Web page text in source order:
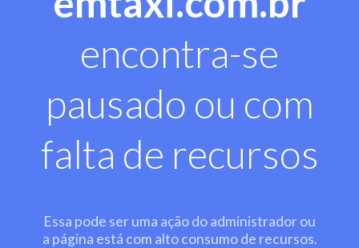
encontra-se
pausado ou com
falta de recursos
Essa pode ser uma ação do administrador ou
a página está com alto consumo de recursos.